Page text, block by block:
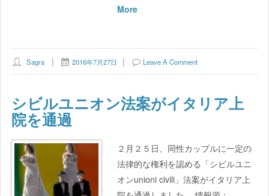
More
Sagra 2016年7月27日 Leave A Comment
シビルユニオン法案がイタリア上
院を通過
２月２５日、同性カップルに一定の
法律的な権利を認める「シビルユニ
オンunioni civili」法案がイタリア上